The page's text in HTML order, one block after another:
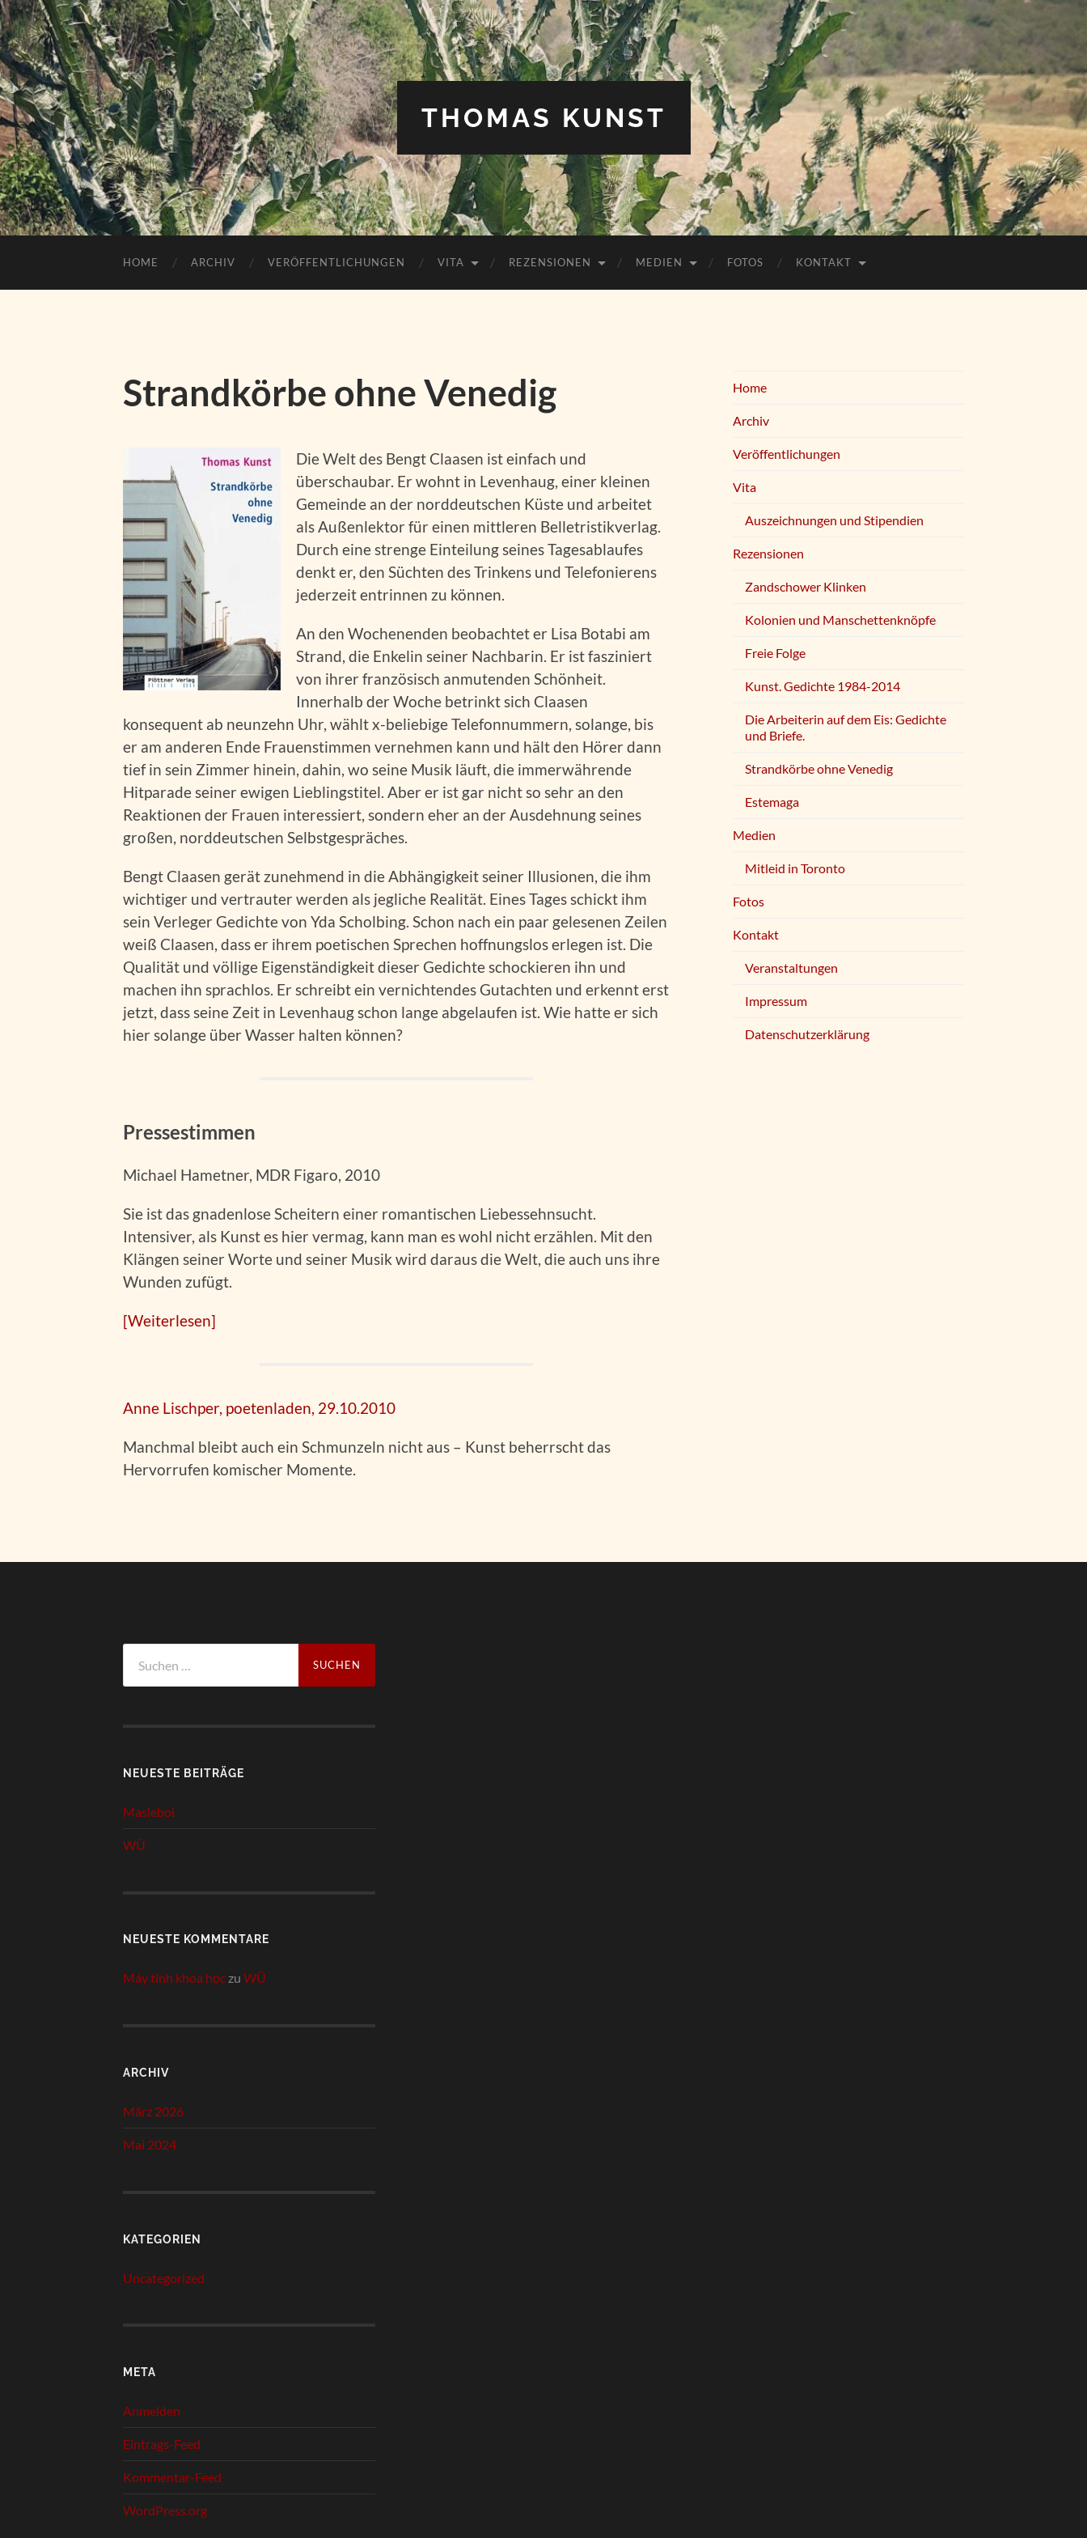
THOMAS KUNST
HOME ARCHIV VERÖFFENTLICHUNGEN VITA REZENSIONEN MEDIEN FOTOS KONTAKT
Strandkörbe ohne Venedig
Die Welt des Bengt Claasen ist einfach und
überschaubar. Er wohnt in Levenhaug, einer kleinen
Gemeinde an der norddeutschen Küste und arbeitet
als Außenlektor für einen mittleren Belletristikverlag.
Durch eine strenge Einteilung seines Tagesablaufes
denkt er, den Süchten des Trinkens und Telefonierens
jederzeit entrinnen zu können.
An den Wochenenden beobachtet er Lisa Botabi am
Strand, die Enkelin seiner Nachbarin. Er ist fasziniert
von ihrer französisch anmutenden Schönheit.
Innerhalb der Woche betrinkt sich Claasen
konsequent ab neunzehn Uhr, wählt x-beliebige Telefonnummern, solange, bis
er am anderen Ende Frauenstimmen vernehmen kann und hält den Hörer dann
tief in sein Zimmer hinein, dahin, wo seine Musik läuft, die immerwährende
Hitparade seiner ewigen Lieblingstitel. Aber er ist gar nicht so sehr an den
Reaktionen der Frauen interessiert, sondern eher an der Ausdehnung seines
großen, norddeutschen Selbstgespräches.
Bengt Claasen gerät zunehmend in die Abhängigkeit seiner Illusionen, die ihm
wichtiger und vertrauter werden als jegliche Realität. Eines Tages schickt ihm
sein Verleger Gedichte von Yda Scholbing. Schon nach ein paar gelesenen Zeilen
weiß Claasen, dass er ihrem poetischen Sprechen hoffnungslos erlegen ist. Die
Qualität und völlige Eigenständigkeit dieser Gedichte schockieren ihn und
machen ihn sprachlos. Er schreibt ein vernichtendes Gutachten und erkennt erst
jetzt, dass seine Zeit in Levenhaug schon lange abgelaufen ist. Wie hatte er sich
hier solange über Wasser halten können?
Pressestimmen
Michael Hametner, MDR Figaro, 2010
Sie ist das gnadenlose Scheitern einer romantischen Liebessehnsucht.
Intensiver, als Kunst es hier vermag, kann man es wohl nicht erzählen. Mit den
Klängen seiner Worte und seiner Musik wird daraus die Welt, die auch uns ihre
Wunden zufügt.
[Weiterlesen]
Anne Lischper, poetenladen, 29.10.2010
Manchmal bleibt auch ein Schmunzeln nicht aus – Kunst beherrscht das
Hervorrufen komischer Momente.
Home
Archiv
Veröffentlichungen
Vita
Auszeichnungen und Stipendien
Rezensionen
Zandschower Klinken
Kolonien und Manschettenknöpfe
Freie Folge
Kunst. Gedichte 1984-2014
Die Arbeiterin auf dem Eis: Gedichte
und Briefe.
Strandkörbe ohne Venedig
Estemaga
Medien
Mitleid in Toronto
Fotos
Kontakt
Veranstaltungen
Impressum
Datenschutzerklärung
nach:
NEUESTE BEITRÄGE
Masleboi
WÜ
NEUESTE KOMMENTARE
Máy tính khoa học zu WÜ
ARCHIV
März 2026
Mai 2024
KATEGORIEN
Uncategorized
META
Anmelden
Eintrags-Feed
Kommentar-Feed
WordPress.org